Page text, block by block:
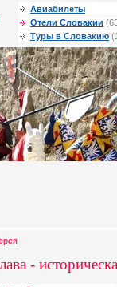
Авиабилеты
Отели Словакии
Туры в Словакию
-